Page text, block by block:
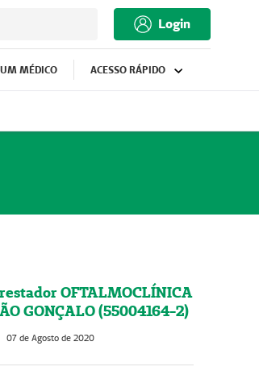
Login
MÉDICO ACESSO RÁPIDO
OFTALMOCLÍNICA
GONÇALO (55004164-2)
07 de Agosto de 2020